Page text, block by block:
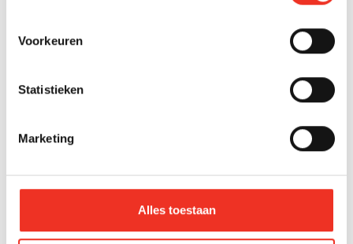
Voorkeuren
Statistieken
Marketing
Alles toestaan
's-Gravenzande
Andriessenlaan 16
117 m
5 kamers A